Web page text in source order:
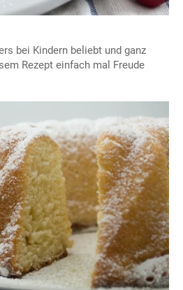
bei Kindern beliebt und ganz
Rezept einfach mal Freude